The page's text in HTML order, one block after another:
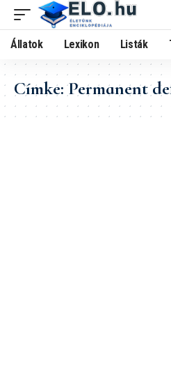
Állatok Lexikon Listák
Címke:Permanent